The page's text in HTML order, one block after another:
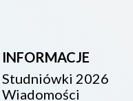
INFORMACJE
Studniówki 2026
Wiadomości